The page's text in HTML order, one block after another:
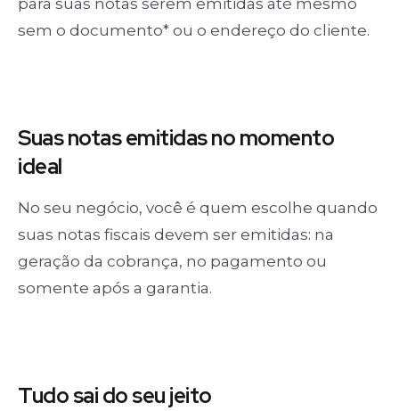
para suas notas serem emitidas até mesmo
sem o documento* ou o endereço do cliente.
Suas notasemitidas no momento
ideal
No seu negócio, você é quem escolhe quando
suas notas fiscais devem ser emitidas: na
geração da cobrança, no pagamento ou
somente após a garantia.
Tudo saido seu jeito